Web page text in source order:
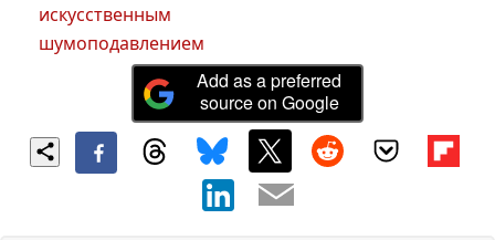
искусственным
шумоподавлением
Add as a preferred
source on Google